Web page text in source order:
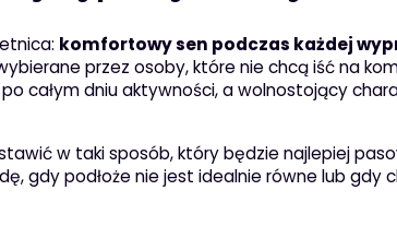
komfortowy sen podczas każdej
przez osoby, które nie chcą iść na
całym dniu aktywności, a wolnostojący
w taki sposób, który będzie najlepiej
gdy podłoże nie jest idealnie równe lub gdy